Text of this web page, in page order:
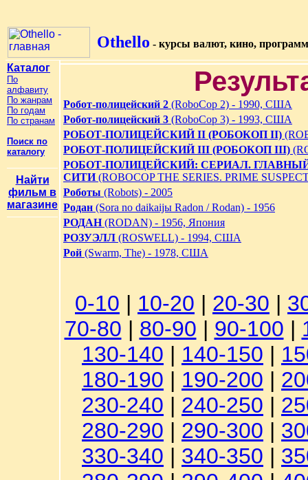
Othello - курсы валют, кино,
Каталог
По
алфавиту
По жанрам
По годам
По странам
Поиск по
каталогу
Найти
фильм в
магазине
Робот-полицейский 2 (RoboCop 2) - 1990, США
Робот-полицейский 3 (RoboCop 3) - 1993, США
РОБОТ-ПОЛИЦЕЙСКИЙ II (РОБОКОП II)
РОБОТ-ПОЛИЦЕЙСКИЙ III (РОБОКОП III)
РОБОТ-ПОЛИЦЕЙСКИЙ: СЕРИАЛ.
СИТИ(ROBOCOP THE SERIES. PRIME
Роботы (Robots) - 2005
Родан (Sora no daikaijы Radon / Rodan) - 1956
РОДАН(RODAN) - 1956, Япония
РОЗУЭЛЛ (ROSWELL) - 1994, США
Рой (Swarm, The) - 1978, США
0-10 | 10-20 | 20-30 |
70-80 | 80-90 | 90-100 |
130-140 | 140-150 |
180-190 | 190-200 |
230-240 | 240-250 |
280-290 | 290-300 |
330-340 | 340-350 |